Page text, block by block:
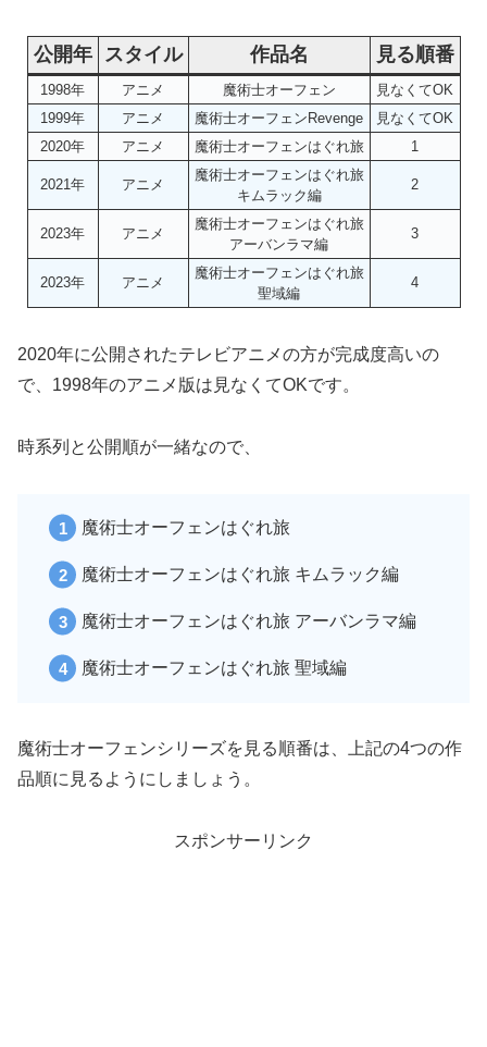
公開年 スタイル 作品名 見る順番
1998年 アニメ 魔術士オーフェン
見なくてOK
1999年
アニメ 魔術士オーフェンRevenge
見なくてOK
2020年
アニメ 魔術士オーフェンはぐれ旅 1
2021年 アニメ
魔術士オーフェンはぐれ旅
キムラック編
2
2023年 アニメ
魔術士オーフェンはぐれ旅
アーバンラマ編
3
2023年 アニメ
魔術士オーフェンはぐれ旅
聖域編
4
2020年に公開されたテレビアニメの方が完成度高いの
で、1998年のアニメ版は見なくてOKです。
時系列と公開順が一緒なので、
魔術士オーフェンはぐれ旅
魔術士オーフェンはぐれ旅 キムラック編
魔術士オーフェンはぐれ旅 アーバンラマ編
魔術士オーフェンはぐれ旅 聖域編
魔術士オーフェンシリーズを見る順番は、上記の4つの作
品順に見るようにしましょう。
スポンサーリンク